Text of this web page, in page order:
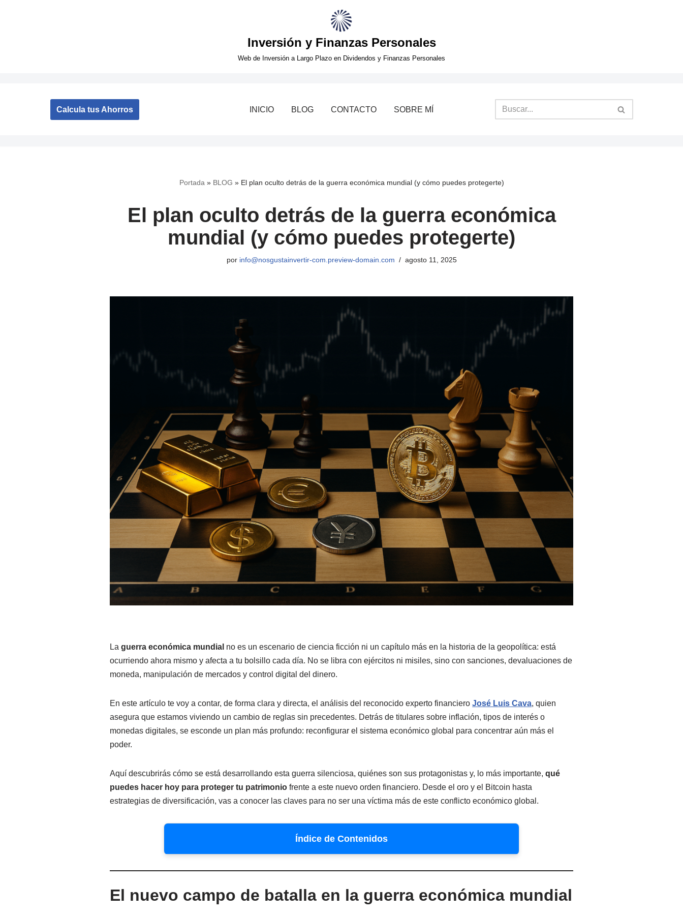
Inversión y Finanzas Personales
Web de Inversión a Largo Plazo en Dividendos y Finanzas Personales
Calcula tus Ahorros INICIO BLOG CONTACTO SOBRE MÍ
Portada » BLOG » El plan oculto detrás de la guerra económica mundial (y cómo puedes protegerte)
El plan oculto detrás de la guerra económica
mundial (y cómo puedes protegerte)
por info@nosgustainvertir-com.preview-domain.com agosto 11, 2025
Laguerra económica mundial no es un escenario de ciencia ficción ni un capítulo más en la historia de la geopolítica: está
ocurriendo ahora mismo y afecta a tu bolsillo cada día. No se libra con ejércitos ni misiles, sino con sanciones, devaluaciones de
moneda, manipulación de mercados y control digital del dinero.
En este artículo te voy a contar, de forma clara y directa, el análisis del reconocido experto financieroJosé Luis Cava, quien
asegura que estamos viviendo un cambio de reglas sin precedentes. Detrás de titulares sobre inflación, tipos de interés o
monedas digitales, se esconde un plan más profundo: reconfigurar el sistema económico global para concentrar aún más el
poder.
Aquí descubrirás cómo se está desarrollando esta guerra silenciosa, quiénes son sus protagonistas y, lo más importante,qué
puedes hacer hoy para proteger tu patrimonio frente a este nuevo orden financiero. Desde el oro y el Bitcoin hasta
estrategias de diversificación, vas a conocer las claves para no ser una víctima más de este conflicto económico global.
Índice de Contenidos
El papel de las potencias y el nuevo orden
El nuevo campo de batalla en la guerra económica mundial